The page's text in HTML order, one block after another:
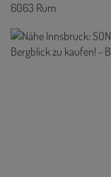
6063 Rum